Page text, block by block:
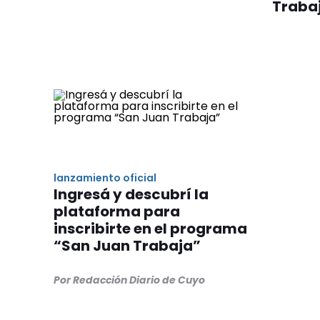
lanzamiento oficial
Ingresá y descubrí la
plataforma para
inscribirte en el programa
“San Juan Trabaja”
Por Redacción Diario de Cuyo